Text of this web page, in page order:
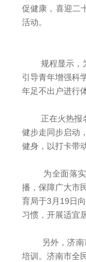
促健康，喜迎二
活动。
规程显示，为
引导青年增强科
年足不出户进行
正在火热报名
健步走同步启动
健身，以打卡带
为全面落实济
播，保障广大市
育局于3月19日
习惯，开展适宜
另外，济南市
培训。济南市全